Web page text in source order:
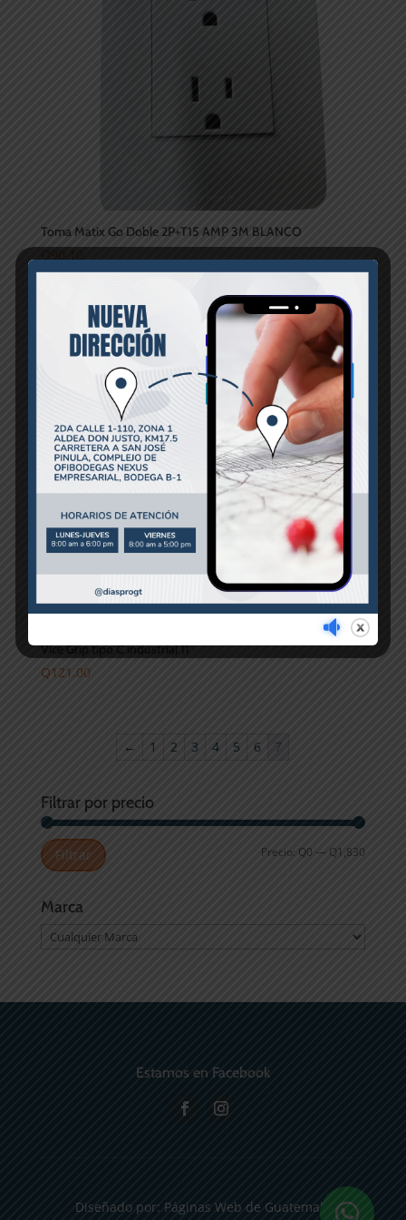
Toma Matix Go Doble 2P+T15 AMP 3M BLANCO
Vice Grip tipo C industrial 11″
Q121.00
← 1 2 3 4 5 6 7
Filtrar por precio
Filtrar Precio: Q0 — Q1,830
Marca
Estamos en Facebook
Diseñado por: Páginas Web de Guatemala